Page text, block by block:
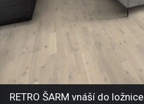
RETRO ŠARM vnáší do